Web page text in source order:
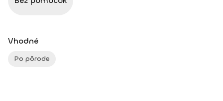
Vhodné
Po pôrode